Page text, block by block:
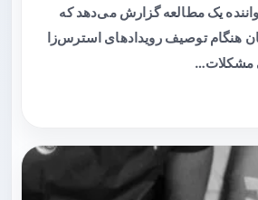
یک مطالعه گزارش می‌دهد که
هنگام توصیف رویدادهای استرس‌زا
مشکلات…